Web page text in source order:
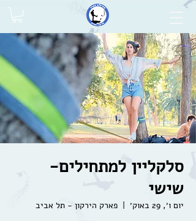
סלקליין למתחילים-
שישי
יום ו׳, 29 באוק׳
פארק הירקון - תל אביב